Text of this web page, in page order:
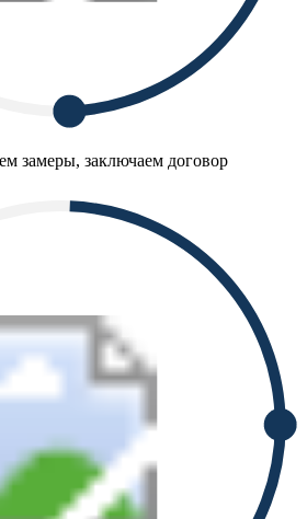
замеры, заключаем договор